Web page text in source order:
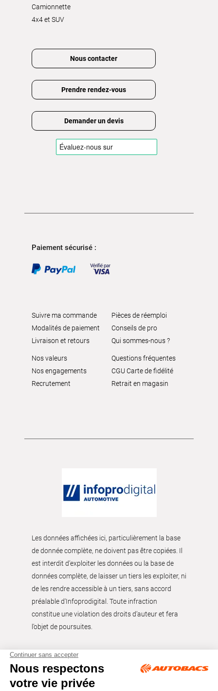
Camionnette
4x4 et SUV
Nous contacter
Prendre rendez-vous
Demander un devis
Paiement sécurisé :
Suivre ma commande
Modalités de paiement
Livraison et retours
Pièces de réemploi
Conseils de pro
Qui sommes-nous ?
Nos valeurs
Nos engagements
Recrutement
Questions fréquentes
CGU Carte de fidélité
Retrait en magasin
Les données affichées ici, particulièrement la base
de donnée complète, ne doivent pas être copiées. Il
est interdit d’exploiter les données ou la base de
données complète, de laisser un tiers les exploiter, ni
de les rendre accessible à un tiers, sans accord
préalable d'Infoprodigital. Toute infraction
constitue une violation des droits d’auteur et fera
l’objet de poursuites.